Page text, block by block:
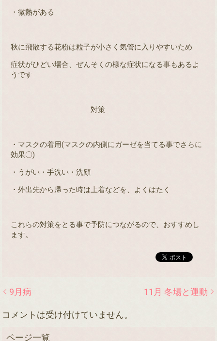
・微熱がある
秋に飛散する花粉は粒子が小さく気管に入りやすいため
症状がひどい場合、ぜんそくの様な症状になる事もあるよ
うです
対策
・マスクの着用(マスクの内側にガーゼを当てる事でさらに
効果〇)
・うがい・手洗い・洗顔
・外出先から帰った時は上着などを、よくはたく
これらの対策をとる事で予防につながるので、おすすめし
ます。
9月病 11月 冬場と運動
コメントは受け付けていません。